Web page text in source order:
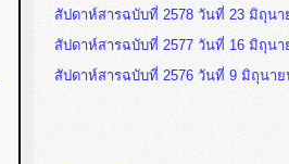
สัปดาห์สารฉบับที่ 2578 วันที่ 23 มิถุนา
สัปดาห์สารฉบับที่ 2577 วันที่ 16 มิถุนา
สัปดาห์สารฉบับที่ 2576 วันที่ 9 มิถุนาย